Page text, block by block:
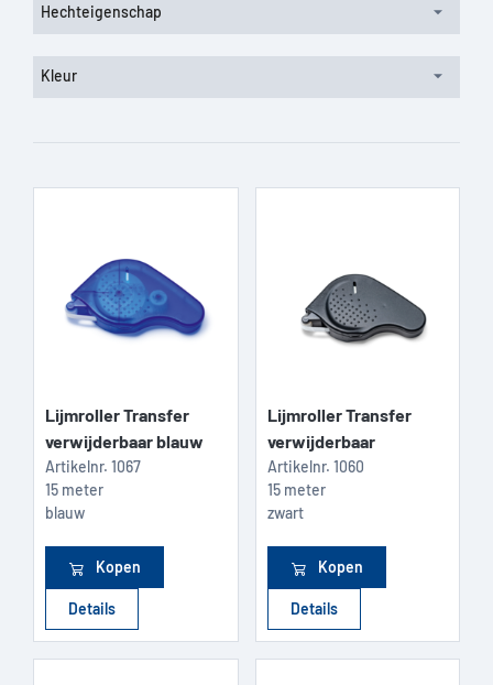
Hechteigenschap
Kleur
Lijmroller Transfer
verwijderbaar blauw
Artikelnr. 1067
15 meter
blauw
Kopen
Details
Lijmroller Transfer
verwijderbaar
Artikelnr. 1060
15 meter
zwart
Kopen
Details